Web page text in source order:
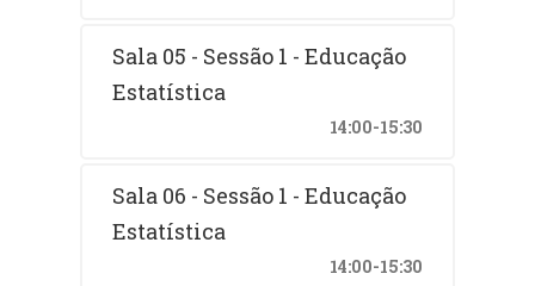
Sala 05 - Sessão 1 - Educação
Estatística
14:00-15:30
Sala 06 - Sessão 1 - Educação
Estatística
14:00-15:30